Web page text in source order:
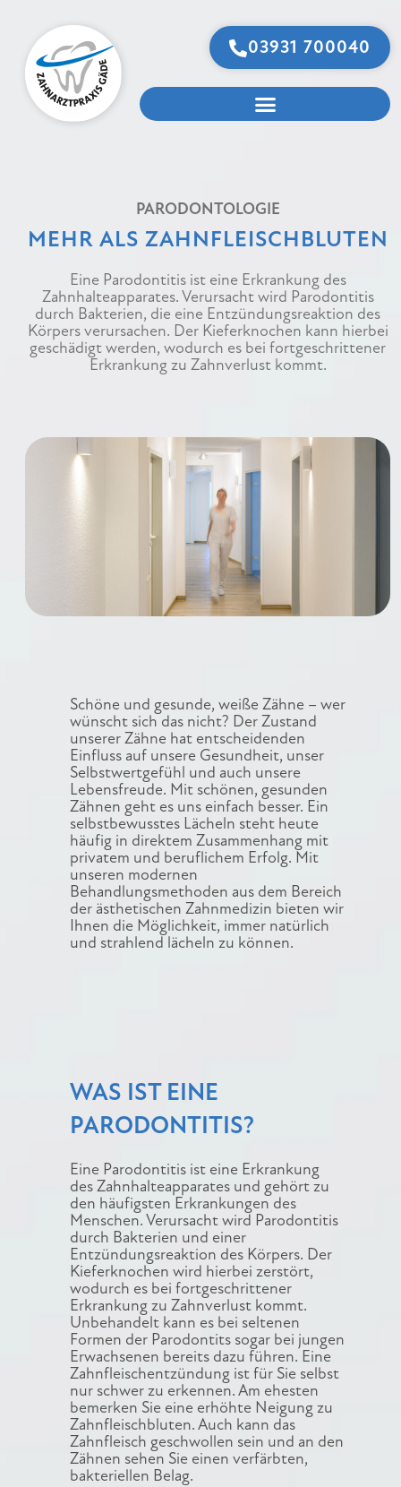
03931 700040
PARODONTOLOGIE
MEHR ALS ZAHNFLEISCHBLUTEN
Eine Parodontitis ist eine Erkrankung des
Zahnhalteapparates. Verursacht wird Parodontitis
durch Bakterien, die eine Entzündungsreaktion des
Körpers verursachen. Der Kieferknochen kann hierbei
geschädigt werden, wodurch es bei fortgeschrittener
Erkrankung zu Zahnverlust kommt.
Schöne und gesunde, weiße Zähne – wer
wünscht sich das nicht? Der Zustand
unserer Zähne hat entscheidenden
Einfluss auf unsere Gesundheit, unser
Selbstwertgefühl und auch unsere
Lebensfreude. Mit schönen, gesunden
Zähnen geht es uns einfach besser. Ein
selbstbewusstes Lächeln steht heute
häufig in direktem Zusammenhang mit
privatem und beruflichem Erfolg. Mit
unseren modernen
Behandlungsmethoden aus dem Bereich
der ästhetischen Zahnmedizin bieten wir
Ihnen die Möglichkeit, immer natürlich
und strahlend lächeln zu können.
WAS IST EINE
PARODONTITIS?
Eine Parodontitis ist eine Erkrankung
des Zahnhalteapparates und gehört zu
den häufigsten Erkrankungen des
Menschen. Verursacht wird Parodontitis
durch Bakterien und einer
Entzündungsreaktion des Körpers. Der
Kieferknochen wird hierbei zerstört,
wodurch es bei fortgeschrittener
Erkrankung zu Zahnverlust kommt.
Unbehandelt kann es bei seltenen
Formen der Parodontits sogar bei jungen
Erwachsenen bereits dazu führen. Eine
Zahnfleischentzündung ist für Sie selbst
nur schwer zu erkennen. Am ehesten
bemerken Sie eine erhöhte Neigung zu
Zahnfleischbluten. Auch kann das
Zahnfleisch geschwollen sein und an den
Zähnen sehen Sie einen verfärbten,
bakteriellen Belag.